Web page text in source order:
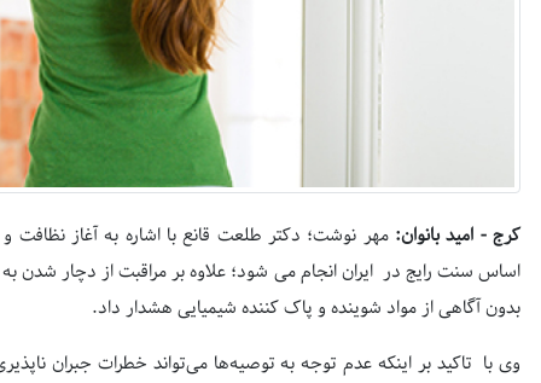
کرج - امید بانوان: مهر نوشت؛ دکتر طلعت قانع با اشاره به آغاز
اساس سنت رایج در ایران انجام می شود؛ علاوه بر مراقبت از دچار شدن به
بدون آگاهی از مواد شوینده و پاک کننده شیمیایی هشدار داد.
وی با تاکید بر اینکه عدم توجه به توصیه‌ها می‌تواند خطرات جبران